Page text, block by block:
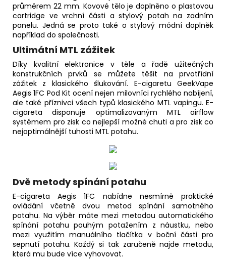
průměrem 22 mm. Kovové tělo je doplněno o plastovou
cartridge ve vrchní části a stylový potah na zadním
panelu. Jedná se proto také o stylový módní doplněk
například do společnosti.
Ultimátní MTL zážitek
Díky kvalitní elektronice v těle a řadě užitečných
konstrukčních prvků se můžete těšit na prvotřídní
zážitek z klasického šlukování. E-cigaretu GeekVape
Aegis 1FC Pod Kit ocení nejen milovníci rychlého nabíjení,
ale také příznivci všech typů klasického MTL vapingu. E-
cigareta disponuje optimalizovaným MTL airflow
systémem pro zisk co nejlepší možné chuti a pro zisk co
nejoptimálnější tuhosti MTL potahu.
Dvě metody spínání potahu
E-cigareta Aegis 1FC nabídne nesmírně praktické
ovládání včetně dvou metod spínání samotného
potahu. Na výběr máte mezi metodou automatického
spínání potahu pouhým potažením z náustku, nebo
mezi využitím manuálního tlačítka v boční části pro
sepnutí potahu. Každý si tak zaručeně najde metodu,
která mu bude více vyhovovat.